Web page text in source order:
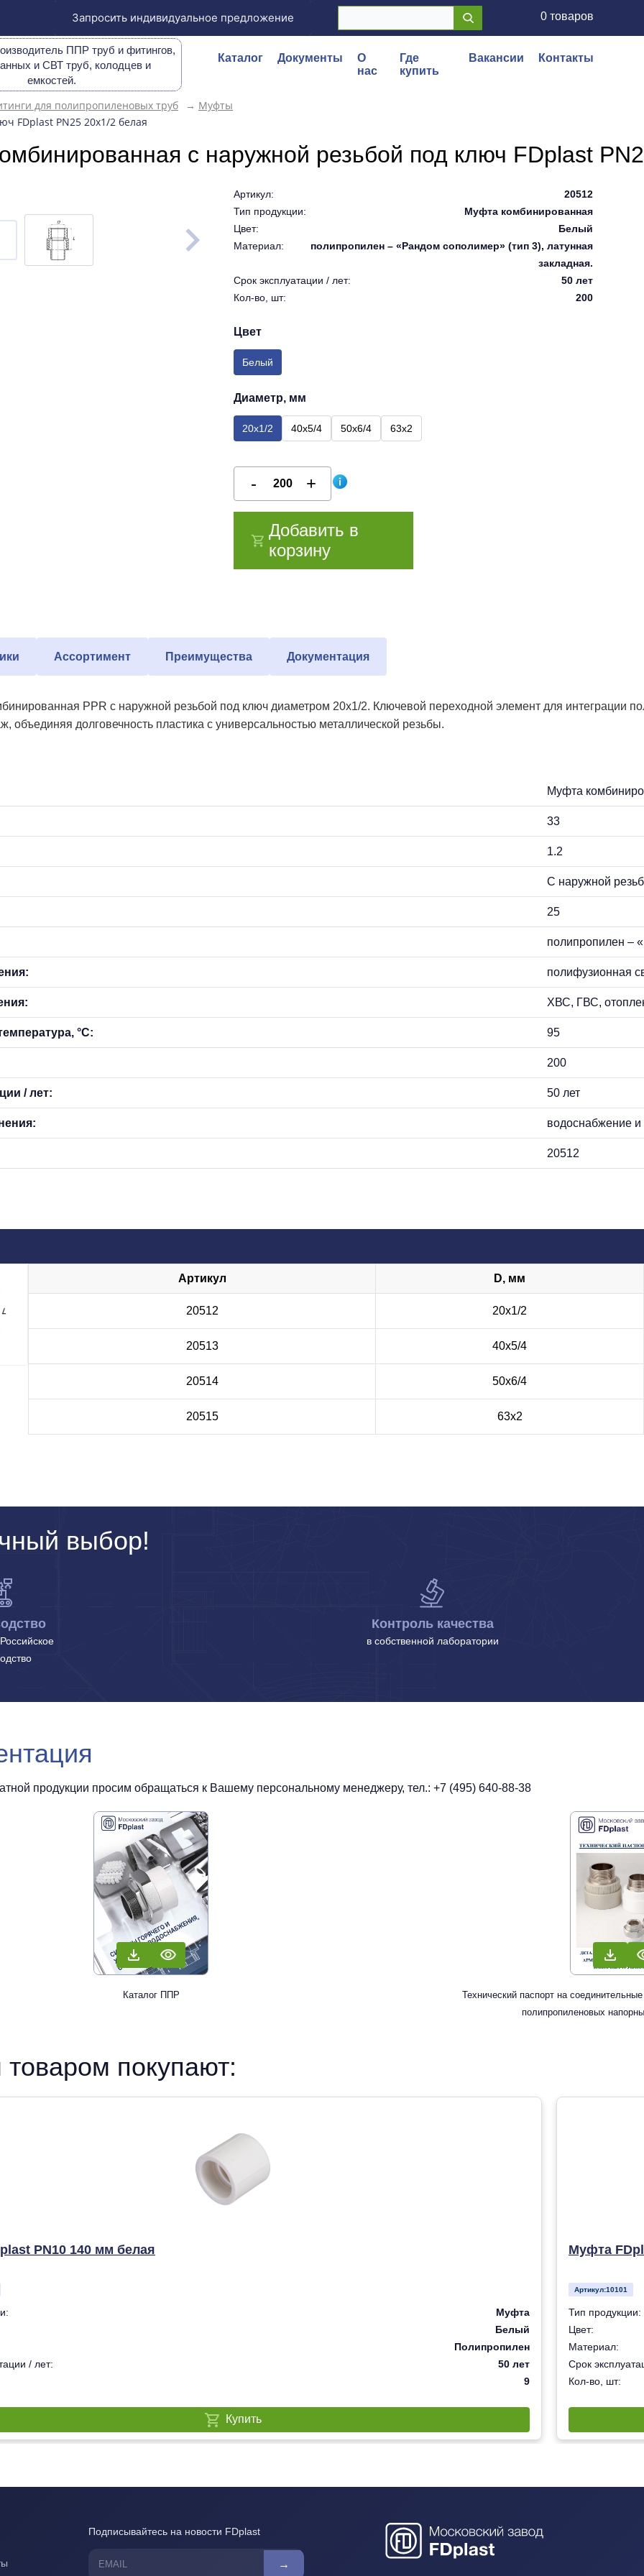
Запросить индивидуальное предложение 0 товаров
ППР труб и фитингов,
и СВТ труб, колодцев и
емкостей.
Каталог Документы
О
нас
Где
купить
Вакансии Контакты
для полипропиленовых труб → Муфты
FDplast PN25 20х1/2 белая
с наружной резьбой под ключ FDplast
Артикул:
20512
Тип продукции:
Муфта комбинированная
Цвет:
Белый
Материал:
полипропилен – «Рандом сополимер» (тип 3), латунная
закладная.
Срок эксплуатации / лет:
50 лет
Кол-во, шт:
200
Цвет
Белый
Диаметр, мм
20х1/2 40х5/4 50х6/4 63х2
Добавить в
корзину
Ассортимент Преимущества Документация
PPR с наружной резьбой под ключ диаметром 20х1/2. Ключевой переходной элемент для интеграции
объединяя долговечность пластика с универсальностью металлической резьбы.
Муфта
33
1.2
С наружной
25
полипропилен –
полифузионная
ХВС, ГВС,
°С: 95
200
/ лет: 50 лет
водоснабжение
20512
Артикул D, мм
20512 20х1/2
20513 40х5/4
20514 50х6/4
20515 63х2
выбор!
Контроль качества
в собственной лаборатории
продукции просим обращаться к Вашему персональному менеджеру, тел.: +7 (495) 640-88-38
Каталог ППР
Технический паспорт на
полипропиленовых
покупают:
PN10 140 мм белая
Муфта
Белый
Полипропилен
/ лет:
50 лет
9
Купить
Муфта
Артикул:10101
Тип продукции:
Цвет:
Материал:
Срок
Кол-во, шт:
Подписывайтесь на новости FDplast
→